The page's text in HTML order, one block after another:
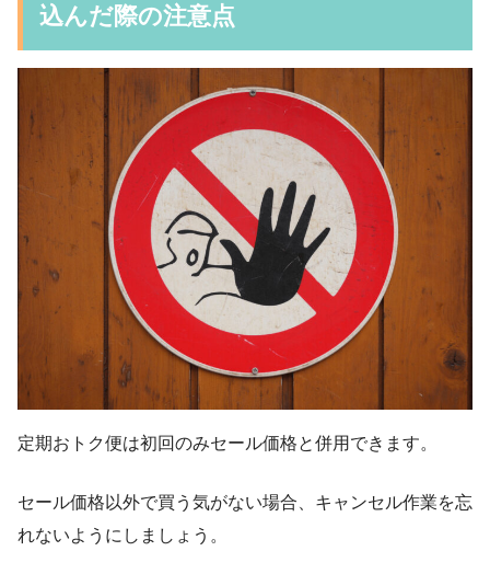
込んだ際の注意点
定期おトク便は初回のみセール価格と併用できます。
セール価格以外で買う気がない場合、キャンセル作業を忘
れないようにしましょう。